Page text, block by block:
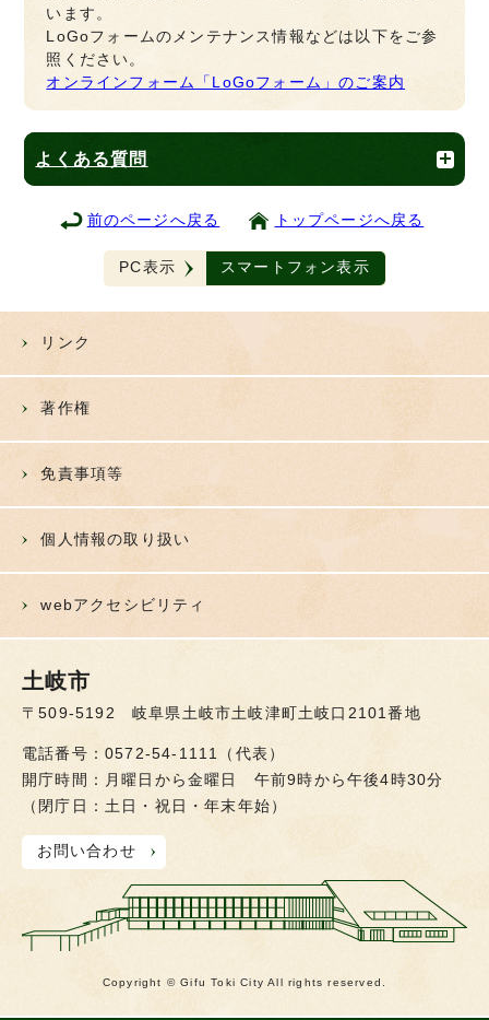
います。
LoGoフォームのメンテナンス情報などは以下をご参
照ください。
オンラインフォーム「LoGoフォーム」のご案内
よくある質問
前のページへ戻る トップページへ戻る
PC表示 スマートフォン表示
リンク
著作権
免責事項等
個人情報の取り扱い
webアクセシビリティ
土岐市
〒509-5192 岐阜県土岐市土岐津町土岐口2101番地
電話番号：0572-54-1111（代表）
開庁時間：月曜日から金曜日 午前9時から午後4時30分
（閉庁日：土日・祝日・年末年始）
お問い合わせ
Copyright © Gifu Toki City All rights reserved.